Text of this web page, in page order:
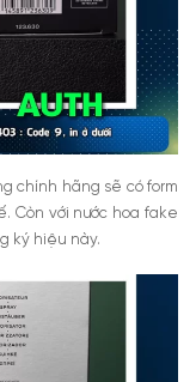
chính hãng sẽ có form
Còn với nước hoa fake
ký hiệu này.